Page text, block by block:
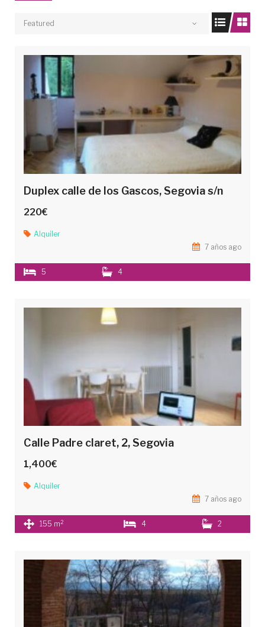
Featured
Duplex calle de los Gascos, Segovia s/n
220€
Alquiler
7 años ago
5 4
Calle Padre claret, 2, Segovia
1,400€
Alquiler
7 años ago
155 m2 4 2